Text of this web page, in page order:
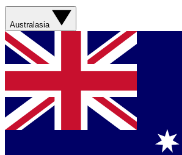
Australasia